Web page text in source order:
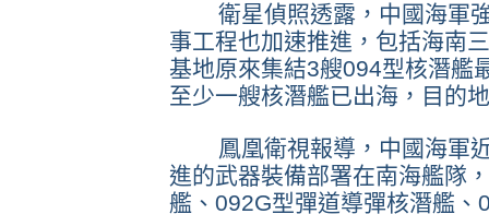
衛星偵照透露，中國海軍強
事工程也加速推進，包括海南
基地原來集結3艘094型核潛艦
至少一艘核潛艦已出海，目的
鳳凰衛視報導，中國海軍近
進的武器裝備部署在南海艦隊
艦、092G型彈道導彈核潛艦